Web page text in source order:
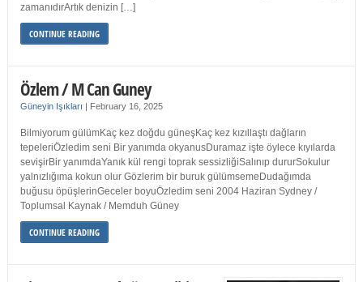
zamanıdırArtık denizin […]
CONTINUE READING
Özlem / M Can Guney
Güneyin Işıkları | February 16, 2025
Bilmiyorum gülümKaç kez doğdu güneşKaç kez kızıllaştı dağların
tepeleriÖzledim seni Bir yanımda okyanusDuramaz işte öylece kıyılarda
sevişirBir yanımdaYanık kül rengi toprak sessizliğiSalınıp dururSokulur
yalnızlığıma kokun olur Gözlerim bir buruk gülümsemeDudağımda
buğusu öpüşlerinGeceler boyuÖzledim seni 2004 Haziran Sydney /
Toplumsal Kaynak / Memduh Güney
CONTINUE READING